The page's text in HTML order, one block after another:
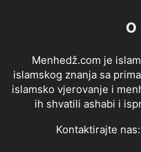
O
Menhedž.com je
islamskog znanja sa
islamsko vjerovanje i
ih shvatili ashabi i
Kontaktirajte nas: